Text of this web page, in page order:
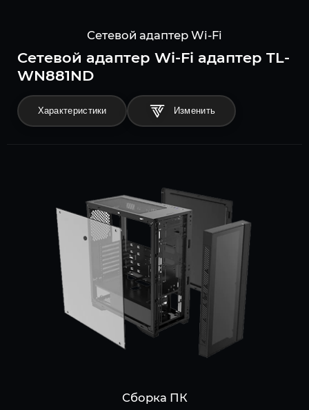
Сетевой адаптер Wi-Fi
Сетевой адаптер Wi-Fi адаптер TL-
WN881ND
Характеристики
Сборка ПК